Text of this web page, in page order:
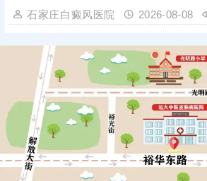
石家庄白癜风医院 2026-08-08